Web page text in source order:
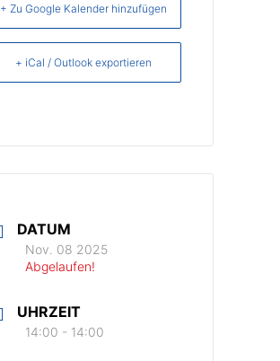
+ Zu Google Kalender hinzufügen
+ iCal / Outlook exportieren
DATUM
Nov. 08 2025
Abgelaufen!
UHRZEIT
14:00 - 14:00